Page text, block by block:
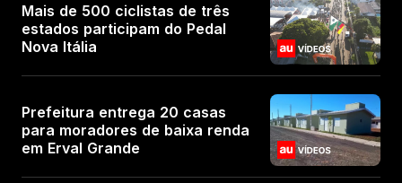
Mais de 500 ciclistas de três
estados participam do Pedal
Nova Itália
Prefeitura entrega 20 casas
para moradores de baixa renda
em Erval Grande